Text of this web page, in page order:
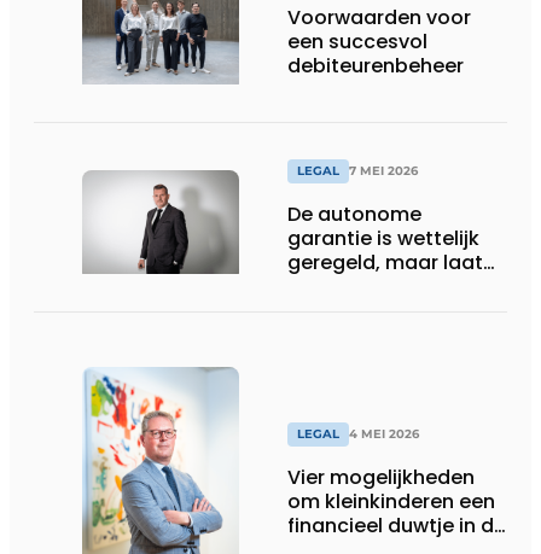
Voorwaarden voor
een succesvol
debiteurenbeheer
LEGAL 7 MEI 2026
De autonome
garantie is wettelijk
geregeld, maar laat
LEGAL 4 MEI 2026
Vier mogelijkheden
om kleinkinderen een
financieel duwtje in de